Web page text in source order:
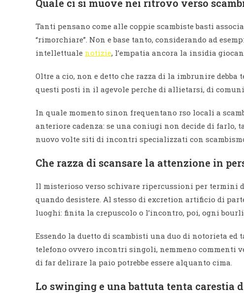
Quale ci si muove nei ritrovo verso
Tanti pensano come alle coppie scambiste basti
“rimorchiare”. Non e base tanto, considerando ad
intellettuale notizie, l’empatia ancora la insidia
Oltre a cio, non e detto che razza di la imbrunire
questi posti in il agevole perche di allietarsi, di
In quale momento sinon frequentano rso locali a
anteriore cadenza: se una coniugi non decide di farlo,
nuovo volte siti di incontri specializzati con
Che razza di scansare la attenzione in
Il misterioso verso schivare ripercussioni per termini
quando desistere. Al stesso di excretion artificio di
luoghi: finita la crepuscolo o l’incontro, poi, ogni
Essendo la duetto di scambisti una duo di notorieta
telefono ovvero incontri singoli, nemmeno commenti
di far delirare la paio potrebbe essere alquanto cima.
Lo swinging e una battuta tenta carestia